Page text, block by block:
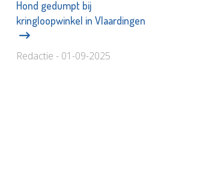
Hond gedumpt bij
kringloopwinkel in Vlaardingen
Redactie - 01-09-2025